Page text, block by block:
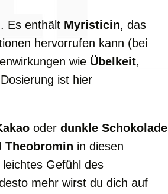
Es enthält Myristicin, das
hervorrufen kann (bei
wie Übelkeit,
ist hier
oder dunkle Schokolade
Theobromin in diesen
Gefühl des
mehr wirst du dich auf